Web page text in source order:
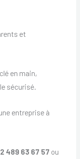
et
en main,
sécurisé.
entreprise à
489 63 67 57 ou